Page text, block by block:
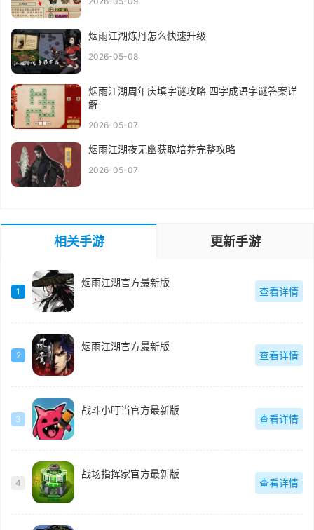
烟雨江湖炼丹怎么快速升级
2026-05-08
烟雨江湖周年庆填字谜攻略 四字成语字谜答案详
解
2026-05-07
烟雨江湖夜无幽获取培养完整攻略
2026-05-07
相关手游 更新手游
1
烟雨江湖官方最新版
查看详情
2
烟雨江湖官方最新版
查看详情
3
战斗小叮当官方最新版
查看详情
4
战场指挥家官方最新版
查看详情